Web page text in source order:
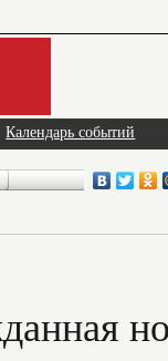
Календарь событий